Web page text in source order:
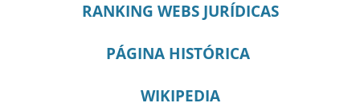
RANKING WEBS JURÍDICAS
PÁGINA HISTÓRICA
WIKIPEDIA